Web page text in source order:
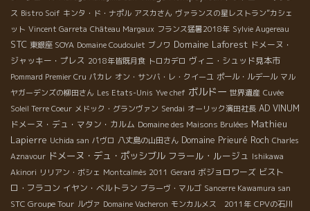
ス Bistro Soif キンタ・ド・ナポル アスカさん ヴァランスの星レストラン”カシェ
ット Vincent Garreta Château Margaux フランス猛暑2018年 Sylvie Augereau
STC 東銀座 SOYA Domaine Coudoulet ブノワ Domaine Laforest ドメーヌ・
ジャッキー・プレス 2018年皆既月食 トロカデロ ヴィニ・シュッド見本市
Pommard Premier Cru パカレ オン・サンバ・レ・クイーユ ポール・ルデール マル
ヤガーデンズの柳田さん Les Etats-Unis Yve chef ボルドー 世界遺産 Cuvée
Soleil Terre Coeur メドック・グランヴァン Sendai オーリック濱田社長 AD VINUM
ドメーヌ・デュ・マタン・カルム Domaine des Maisons Brulées Mathieu
Lapierre Uchida san パヴロ 八丈島の山田さん Domaine Prieuré Roch Charles
Aznavour ドメーヌ・デュ・ポッシブル フラール・ルージュ Ishikawa
Akinori リリアン・ボシェ Montcalmès 2011 Gerard ボジョロワーズ ビスト
ロ・フラコン イヤン・ベルトラン ブラーヴ・マルゴ Sancerre Kawamura san
STC Groupe Tour ルヴァ Domaine Vacheron モンカルメス 2011年 CPVの石川